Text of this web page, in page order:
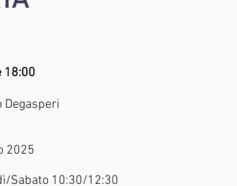
18:00
Degasperi
2025
Sabato 10:30/12:30